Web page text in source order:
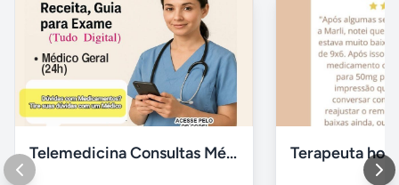
Telemedicina Consultas Médicas por Celular Terapeuta